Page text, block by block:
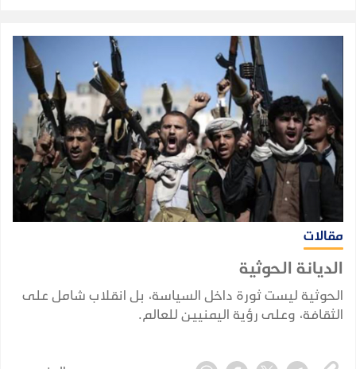
مقالات
الديانة الحوثية
الحوثية ليست ثورة داخل السياسة، بل انقلاب شامل على
الثقافة، وعلى رؤية اليمنيين للعالم.